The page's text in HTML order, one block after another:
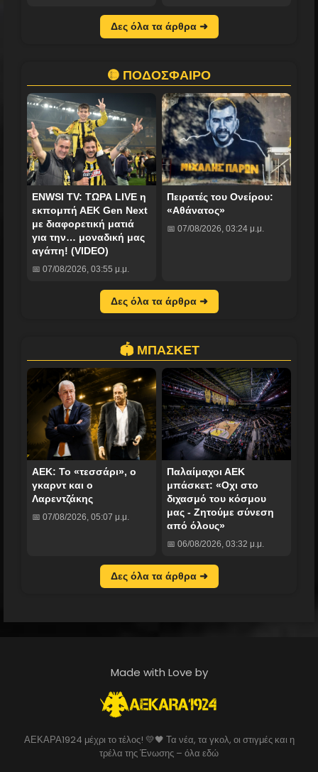
Δες όλα τα άρθρα ➜
🟡 ΠΟΔΟΣΦΑΙΡΟ
ENWSI TV: ΤΩΡΑ LIVE η
εκπομπή ΑΕΚ Gen Next
με διαφορετική ματιά
για την… μοναδική μας
αγάπη! (VIDEO)
📅 07/08/2026, 03:55 μ.μ.
Πειρατές του Ονείρου:
«Αθάνατος»
📅 07/08/2026, 03:24 μ.μ.
Δες όλα τα άρθρα ➜
🏟️ ΜΠΑΣΚΕΤ
ΑΕΚ: Το «τεσσάρι», ο
γκαρντ και ο
Λαρεντζάκης
📅 07/08/2026, 05:07 μ.μ.
Παλαίμαχοι ΑΕΚ
μπάσκετ: «Οχι στο
διχασμό του κόσμου
μας - Ζητούμε σύνεση
από όλους»
📅 06/08/2026, 03:32 μ.μ.
Δες όλα τα άρθρα ➜
Made with Love by
ΑΕΚΑΡΑ1924 μέχρι το τέλος! 💛🖤 Τα νέα, τα γκολ, οι στιγμές και η
τρέλα της Ένωσης – όλα εδώ